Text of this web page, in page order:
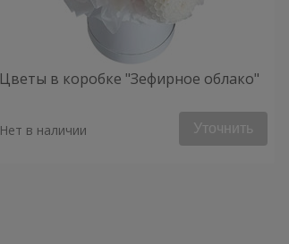
Цветы в коробке "Зефирное облако"
Нет в наличии Уточнить